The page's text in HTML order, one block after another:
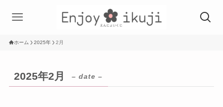
ホーム 2025年 2月
2025年2月 – date –